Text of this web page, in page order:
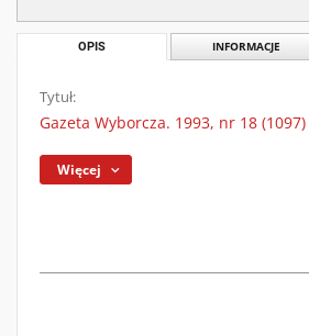
OPIS INFORMACJE
Tytuł:
Gazeta Wyborcza. 1993, nr 18 (1097)
Więcej